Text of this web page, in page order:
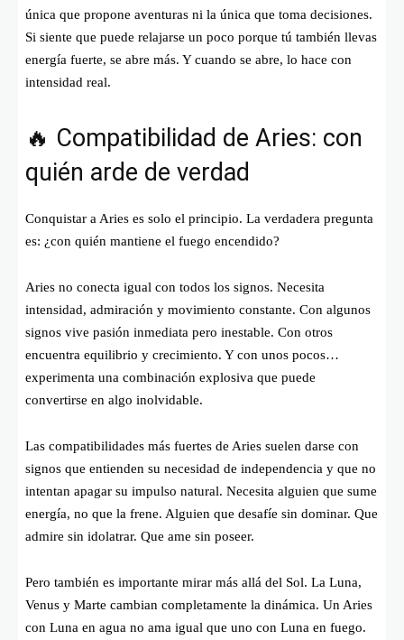
única que propone aventuras ni la única que toma decisiones.
Si siente que puede relajarse un poco porque tú también llevas
energía fuerte, se abre más. Y cuando se abre, lo hace con
intensidad real.
🔥 Compatibilidad de Aries: con
quién arde de verdad
Conquistar a Aries es solo el principio. La verdadera pregunta
es: ¿con quién mantiene el fuego encendido?
Aries no conecta igual con todos los signos. Necesita
intensidad, admiración y movimiento constante. Con algunos
signos vive pasión inmediata pero inestable. Con otros
encuentra equilibrio y crecimiento. Y con unos pocos…
experimenta una combinación explosiva que puede
convertirse en algo inolvidable.
Las compatibilidades más fuertes de Aries suelen darse con
signos que entienden su necesidad de independencia y que no
intentan apagar su impulso natural. Necesita alguien que sume
energía, no que la frene. Alguien que desafíe sin dominar. Que
admire sin idolatrar. Que ame sin poseer.
Pero también es importante mirar más allá del Sol. La Luna,
Venus y Marte cambian completamente la dinámica. Un Aries
con Luna en agua no ama igual que uno con Luna en fuego.